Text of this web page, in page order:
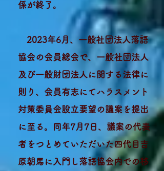
係が終了。
2023年6月、一般社団法人落語
協会の会員総会で、一般社団法人
及び一般財団法人に関する法律に
則り、会員有志にてハラスメント
対策委員会設立要望の議案を提出
に至る。同年7月7日、議案の代表
者をつとめていただいた四代目吉
原朝馬に入門し落語協会内での移